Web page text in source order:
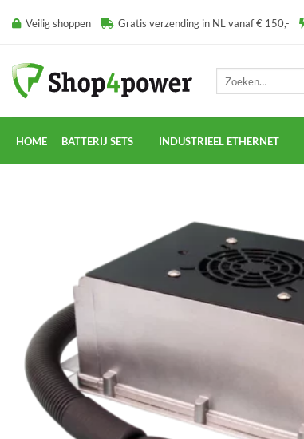
naar Veilig shoppen Gratis verzending in NL vanaf € 150,-
HOME BATTERIJ SETS INDUSTRIEEL ETHERNET